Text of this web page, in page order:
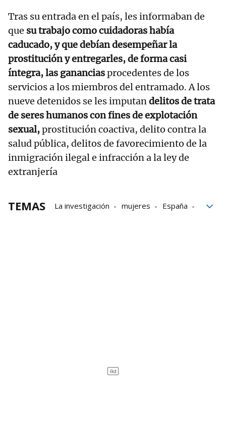
Tras su entrada en el país, les informaban de
que su trabajo como cuidadoras había
caducado, y que debían desempeñar la
prostitución y entregarles, de forma casi
íntegra, las gananciasprocedentes de los
servicios a los miembros del entramado. A los
nueve detenidos se les imputandelitos de trata
de seres humanos con fines de explotación
sexual,prostitución coactiva, delito contra la
salud pública, delitos de favorecimiento de la
inmigración ilegal e infracción a la ley de
extranjería
TEMAS La investigación mujeres
España